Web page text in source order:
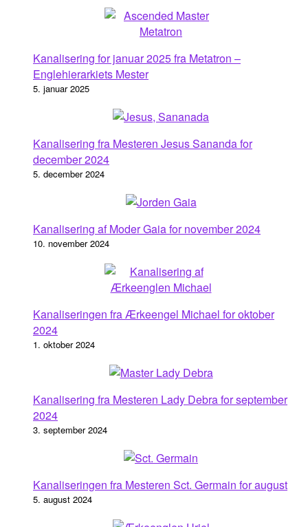
Kanalisering for januar 2025 fra Metatron –
Englehierarkiets Mester
5. januar 2025
Kanalisering fra Mesteren Jesus Sananda for
december 2024
5. december 2024
Kanalisering af Moder Gaia for november 2024
10. november 2024
Kanaliseringen fra Ærkeengel Michael for oktober
2024
1. oktober 2024
Kanalisering fra Mesteren Lady Debra for september
2024
3. september 2024
Kanaliseringen fra Mesteren Sct. Germain for august
5. august 2024